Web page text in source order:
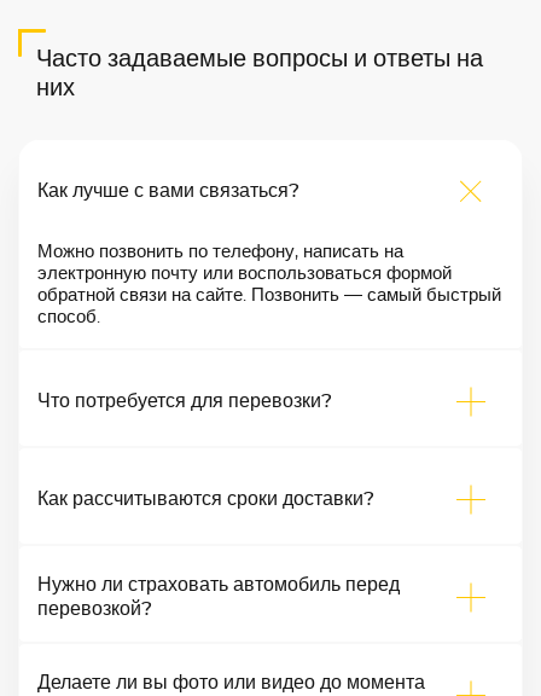
Часто задаваемые вопросы и ответы на
них
Как лучше с вами связаться?
Можно позвонить по телефону, написать на
электронную почту или воспользоваться формой
обратной связи на сайте. Позвонить — самый быстрый
способ.
Что потребуется для перевозки?
Как рассчитываются сроки доставки?
Нужно ли страховать автомобиль перед
перевозкой?
Делаете ли вы фото или видео до момента